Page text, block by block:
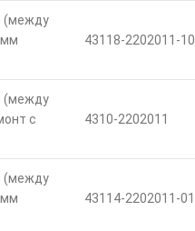
(между
мм
43118-2202011-10
(между
с
4310-2202011
(между
мм
43114-2202011-01